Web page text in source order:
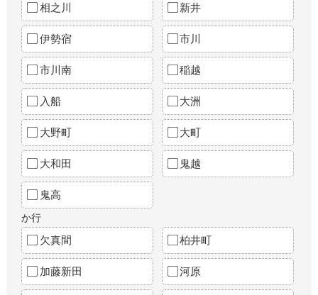
相之川 新井
伊勢宿 市川
市川南 稲越
入船 大洲
大野町 大町
大和田 鬼越
鬼高
か行
欠真間 柏井町
加藤新田 河原